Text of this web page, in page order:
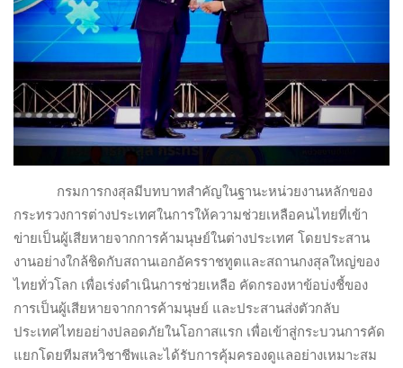
กรมการกงสุลมีบทบาทสำคัญในฐานะหน่วยงานหลักของ
กระทรวงการต่างประเทศในการให้ความช่วยเหลือคนไทยที่เข้า
ข่ายเป็นผู้เสียหายจากการค้ามนุษย์ในต่างประเทศ โดยประสาน
งานอย่างใกล้ชิดกับสถานเอกอัครราชทูตและสถานกงสุลใหญ่ของ
ไทยทั่วโลก เพื่อเร่งดำเนินการช่วยเหลือ คัดกรองหาข้อบ่งชี้ของ
การเป็นผู้เสียหายจากการค้ามนุษย์ และประสานส่งตัวกลับ
ประเทศไทยอย่างปลอดภัยในโอกาสแรก เพื่อเข้าสู่กระบวนการคัด
แยกโดยทีมสหวิชาชีพและได้รับการคุ้มครองดูแลอย่างเหมาะสม